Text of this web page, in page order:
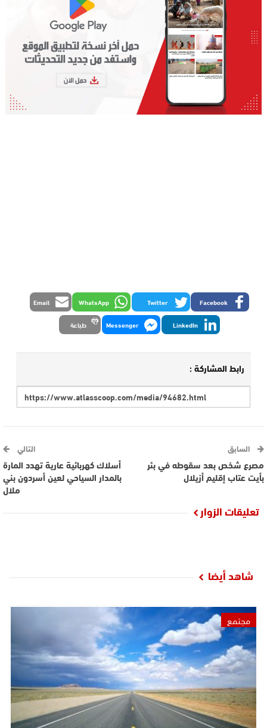
Facebook
Twitter
WhatsApp
Email
LinkedIn
Messenger طباعة
رابط المشاركة :
السابق
مصرع شخص بعد سقوطه في بئر
بأيت عتاب إقليم أزيلال
التالي
أسلاك كهربائية عارية تهدد المارة
بالمدار السياحي لعين أسردون بني
ملال
تعليقات الزوار
شاهد أيضا
مجتمع